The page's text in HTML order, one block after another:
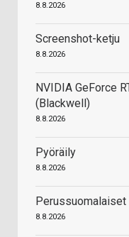
8.8.2026
Screenshot-ketju
8.8.2026
NVIDIA GeForce
(Blackwell)
8.8.2026
Pyöräily
8.8.2026
Perussuomalaiset
8.8.2026